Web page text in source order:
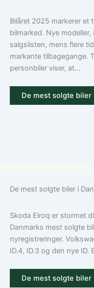
Bilåret 2025 markerer et
bilmarked. Nye
salgslisten, mens flere
markante tilbagegange.
personbiler viser, at...
De mest solgte biler
De mest solgte biler i
Skoda Elroq er stormet
Danmarks mest solgte
nyregistreringer.
ID.4, ID.3 og den nye ID.
De mest solgte biler